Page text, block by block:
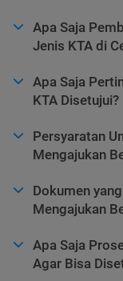
Apa Saja
Jenis KTA di
Apa Saja
KTA Disetujui?
Persyaratan
Mengajukan
Dokumen
Mengajukan
Apa Saja
Agar Bisa